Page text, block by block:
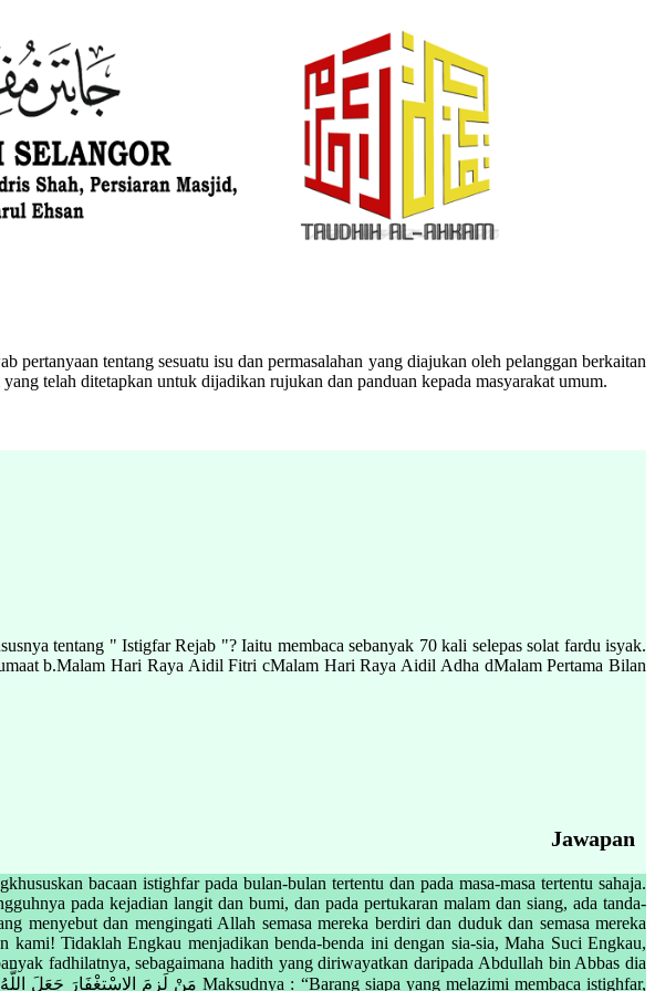
tentang sesuatu isu dan permasalahan yang diajukan oleh pelanggan berkaitan
telah ditetapkan untuk dijadikan rujukan dan panduan kepada masyarakat umum.
tentang " Istigfar Rejab "? Iaitu membaca sebanyak 70 kali selepas solat fardu isyak.
b.Malam Hari Raya Aidil Fitri cMalam Hari Raya Aidil Adha dMalam Pertama Bilan
Jawapan
bacaan istighfar pada bulan-bulan tertentu dan pada masa-masa tertentu sahaja.
pada kejadian langit dan bumi, dan pada pertukaran malam dan siang, ada tanda-
menyebut dan mengingati Allah semasa mereka berdiri dan duduk dan semasa mereka
Tidaklah Engkau menjadikan benda-benda ini dengan sia-sia, Maha Suci Engkau,
fadhilatnya, sebagaimana hadith yang diriwayatkan daripada Abdullah bin Abbas dia